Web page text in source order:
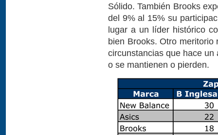
Sólido. También Brooks
del 9% al 15% su
lugar a un líder histórico
bien Brooks. Otro
circunstancias que hace
o se mantienen o pierden.